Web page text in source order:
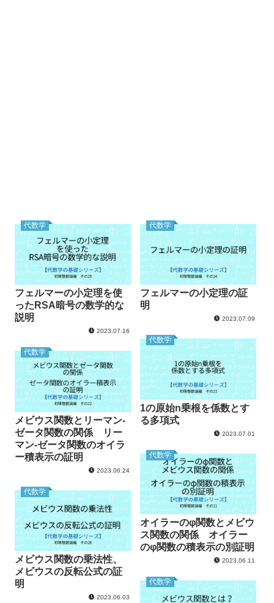
代数学
フェルマーの小定理を使
ったRSA暗号の数学的な
説明
2023.07.16
代数学
フェルマーの小定理の証
明
2023.07.09
代数学
1の原始n乗根を係数とす
る多項式
2023.07.01
代数学
メビウス関数とリーマン-
ゼータ関数の関係 リー
マン-ゼータ関数のオイラ
ー積表示の証明
2023.06.24
代数学
オイラーのφ関数とメビウ
ス関数の関係 オイラー
のφ関数の積表示の別証明
2023.06.11
代数学
メビウス関数の乗法性、
メビウスの反転公式の証
明
2023.06.03
代数学